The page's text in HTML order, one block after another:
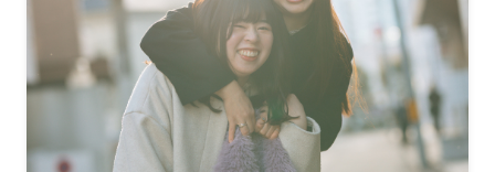
整。自然な雰囲気を残しつつも、おしゃれで洗練された仕上がり
に。きっと「こんな写真を撮ってほしかった！」と思える一枚に
出会えます。まずは、ラブグラフの
をご覧ください。